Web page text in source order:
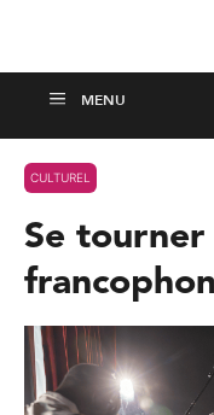
CULTUREL
Se tourner